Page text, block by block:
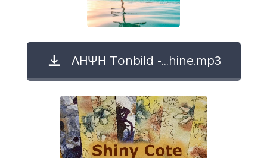
ΛΗΨΗ Tonbild -...hine.mp3